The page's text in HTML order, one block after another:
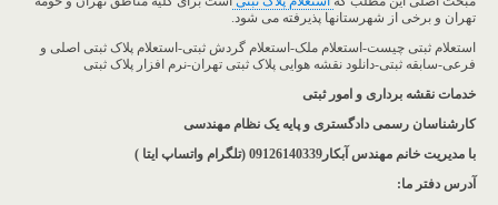
تهران و برخی از شهرستانها پذیرفته می شود.
استعلام ثبتی چیست-استعلام ملک-استعلام گردش ثبتی-استعلام پلاک ثبتی اصلی و
فرعی-سابقه ثبتی-دانلود نقشه هوایی پلاک ثبتی تهران-نرم افزار پلاک ثبتی
خدمات نقشه برداری و امور ثبتی
کارشناسان رسمی دادگستری و پایه یک نظام مهندسی
با مدیریت خانم مهندس آبکار09126140339 (تلگرام واتساپ ایتا )
آدرس دفتر ما: